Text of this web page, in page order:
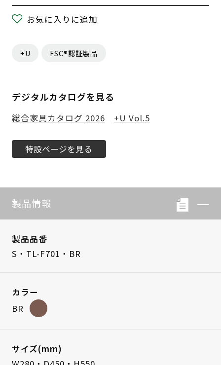
お気に入りに追加
+U FSC®認証製品
デジタルカタログを見る
総合家具カタログ 2026 +U Vol.5
特設ページを見る
製品情報
製品品番
S・TL-F701・BR
カラー
BR
サイズ(mm)